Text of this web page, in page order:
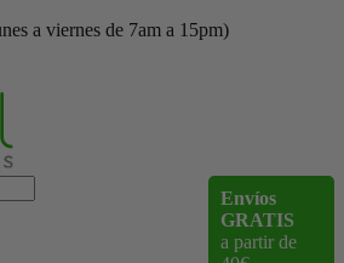
a viernes de 7am a 15pm)
Envíos
GRATIS
a partir de